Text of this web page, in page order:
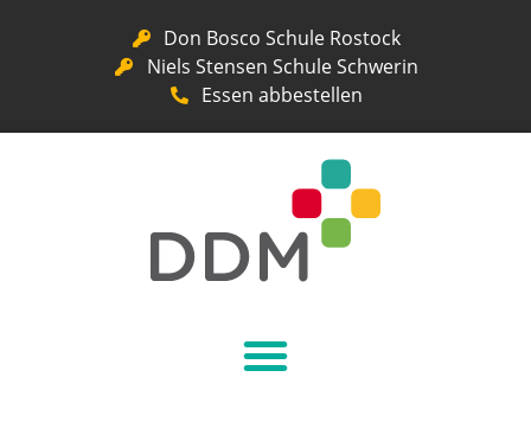
Don Bosco Schule Rostock
Niels Stensen Schule Schwerin
Essen abbestellen